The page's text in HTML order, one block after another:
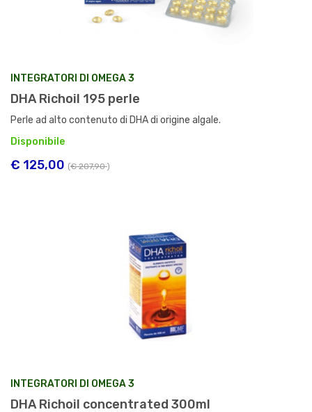
INTEGRATORI DI OMEGA 3
DHA Richoil 195 perle
Perle ad alto contenuto di DHA di origine algale.
Disponibile
€ 125,00 (€ 207,90)
INTEGRATORI DI OMEGA 3
DHA Richoil concentrated 300ml